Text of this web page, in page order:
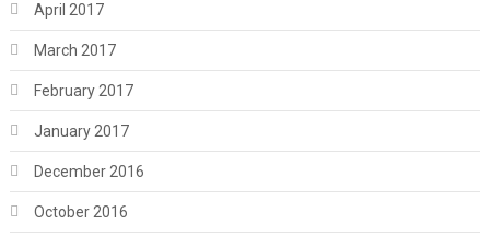
April 2017
March 2017
February 2017
January 2017
December 2016
October 2016